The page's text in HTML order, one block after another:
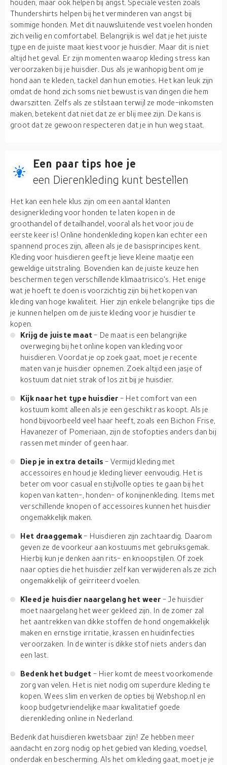
houden, maar ook helpen bij angst. Speciale vesten zoals
Thundershirts helpen bij het verminderen van angst bij
sommige honden. Met dit nauwsluitende vest voelen honden
zich veilig en comfortabel. Belangrijk is wel dat je het juiste
type en de juiste maat kiest voor je huisdier. Maar dit is niet
altijd het geval. Er zijn momenten waarop kleding stress kan
veroorzaken bij je huisdier. Dus als je wanhopig bent om je
hond aan te kleden, tackel dan hun emoties. Het kan leuk zijn
omdat de hond zich soms niet bewust is van dingen die hem
dwarszitten. Zelfs als ze stilstaan terwijl ze mode-inkomsten
maken, betekent dat niet dat ze er blij mee zijn. De kans is
groot dat ze gewoon respecteren dat je in hun weg staat.
Een paar tips hoe je
een Dierenkleding kunt bestellen
Het kan een hele klus zijn om een aantal klanten
designerkleding voor honden te laten kopen in de
groothandel of detailhandel, vooral als het voor jou de
eerste keer is! Online hondenkleding kopen kan echter een
spannend proces zijn, alleen als je de basisprincipes kent.
Kleding voor huisdieren geeft je lieve kleine maatje een
geweldige uitstraling. Bovendien kan de juiste keuze hen
beschermen tegen verschillende klimaatrisico's. Het enige
wat je hoeft te doen is voorzichtig zijn bij het kopen van
kleding van hoge kwaliteit. Hier zijn enkele belangrijke tips die
je kunnen helpen om de juiste kleding voor je huisdier te
kopen.
Krijg de juiste maat- De maat is een belangrijke
overweging bij het online kopen van kleding voor
huisdieren. Voordat je op zoek gaat, moet je recente
maten van je huisdier opnemen. Zoek altijd een jasje of
kostuum dat niet strak of los zit bij je huisdier.
Kijk naar het type huisdier - Het comfort van een
kostuum komt alleen als je een geschikt ras koopt. Als je
hond bijvoorbeeld veel haar heeft, zoals een Bichon Frise,
Havanezer of Pomeriaan, zijn de stofopties anders dan bij
rassen met minder of geen haar.
Diep je in extra details- Vermijd kleding met
accessoires en houd je kleding liever eenvoudig. Het is
beter om voor casual en stijlvolle opties te gaan bij het
kopen van katten-, honden- of konijnenkleding. Items met
verschillende knopen of accessoires kunnen het huisdier
ongemakkelijk maken.
Het draaggemak- Huisdieren zijn zachtaardig. Daarom
geven ze de voorkeur aan kostuums met gebruiksgemak.
Hierbij kun je denken aan rits- en knoopstijlen. Of zoek
naar opties die het huisdier zelf kan verwijderen als ze zich
ongemakkelijk of geïrriteerd voelen.
Kleed je huisdier naargelang het weer - Je huisdier
moet naargelang het weer gekleed zijn. In de zomer zal
het aantrekken van dikke stoffen de hond ongemakkelijk
maken en ernstige irritatie, krassen en huidinfecties
veroorzaken. In de winter is dikke stof niets anders dan
een last.
Bedenk het budget - Hier komt de meest voorkomende
zorg van velen. Het is niet nodig om superdure kleding te
kopen. Wees slim en verken de opties bij Webshop.nl en
koop budgetvriendelijke maar kwalitatief goede
dierenkleding online in Nederland.
Bedenk dat huisdieren kwetsbaar zijn! Ze hebben meer
aandacht en zorg nodig op het gebied van kleding, voedsel,
onderdak en bescherming. Als het om kleding gaat, moet je je